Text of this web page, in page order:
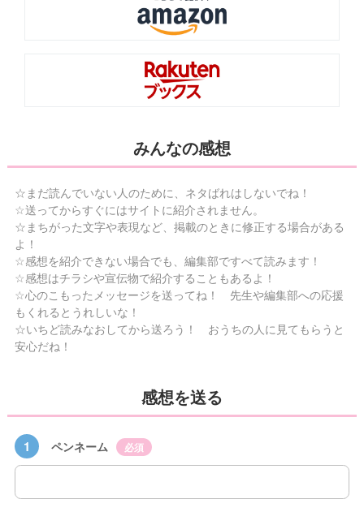
みんなの感想
☆まだ読んでいない人のために、ネタばれはしないでね！
☆送ってからすぐにはサイトに紹介されません。
☆まちがった文字や表現など、掲載のときに修正する場合がある
よ！
☆感想を紹介できない場合でも、編集部ですべて読みます！
☆感想はチラシや宣伝物で紹介することもあるよ！
☆心のこもったメッセージを送ってね！ 先生や編集部への応援
もくれるとうれしいな！
☆いちど読みなおしてから送ろう！ おうちの人に見てもらうと
安心だね！
感想を送る
1 ペンネーム 必須